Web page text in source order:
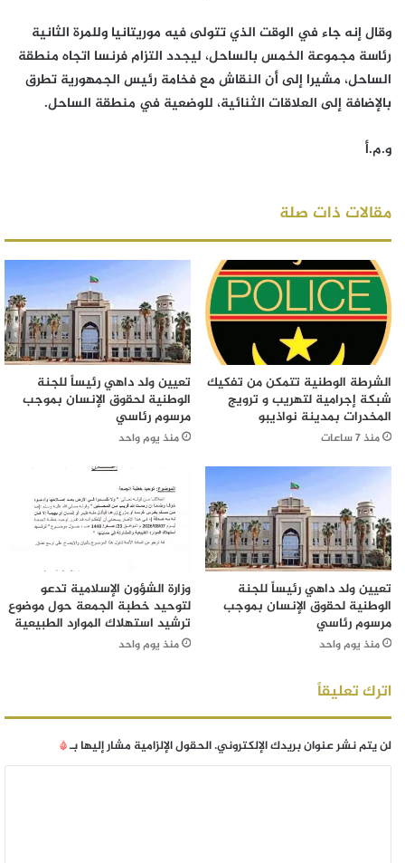
وقال إنه جاء في الوقت الذي تتولى فيه موريتانيا وللمرة الثانية
رئاسة مجموعة الخمس بالساحل، ليجدد التزام فرنسا اتجاه منطقة
الساحل، مشيرا إلى أن النقاش مع فخامة رئيس الجمهورية تطرق
بالإضافة إلى العلاقات الثنائية، للوضعية في منطقة الساحل.
و.م.أ
مقالات ذات صلة
الشرطة الوطنية تتمكن من تفكيك
شبكة إجرامية لتهريب و ترويج
المخدرات بمدينة نواذيبو
منذ 7 ساعات
تعيين ولد داهي رئيساً للجنة
الوطنية لحقوق الإنسان بموجب
مرسوم رئاسي
منذ يوم واحد
تعيين ولد داهي رئيساً للجنة
الوطنية لحقوق الإنسان بموجب
مرسوم رئاسي
منذ يوم واحد
وزارة الشؤون الإسلامية تدعو
لتوحيد خطبة الجمعة حول موضوع
ترشيد استهلاك الموارد الطبيعية
منذ يوم واحد
اترك تعليقاً
لن يتم نشر عنوان بريدك الإلكتروني.الحقول الإلزامية مشار إليها بـ*